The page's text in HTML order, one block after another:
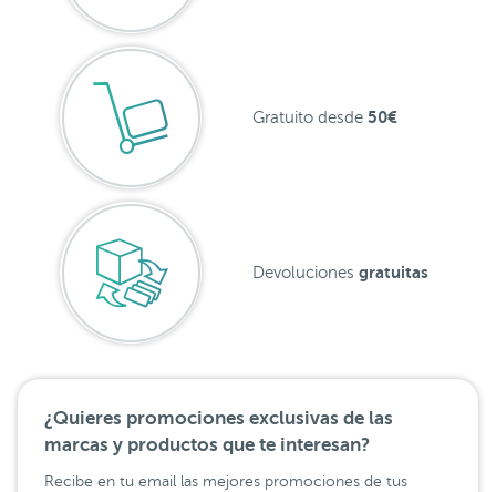
Gratuito desde 50€
Devoluciones gratuitas
¿Quieres promociones exclusivas de las
marcas y productos que te interesan?
Recibe en tu email las mejores promociones de tus